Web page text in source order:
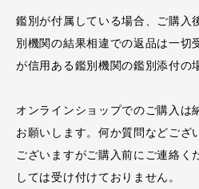
鑑別が付属している場合、ご購入
別機関の結果相違での返品は一
が信用ある鑑別機関の鑑別添付の
オンラインショップでのご購入は
お願いします。何か質問などござ
ございますがご購入前にご連絡く
しては受け付けておりません。